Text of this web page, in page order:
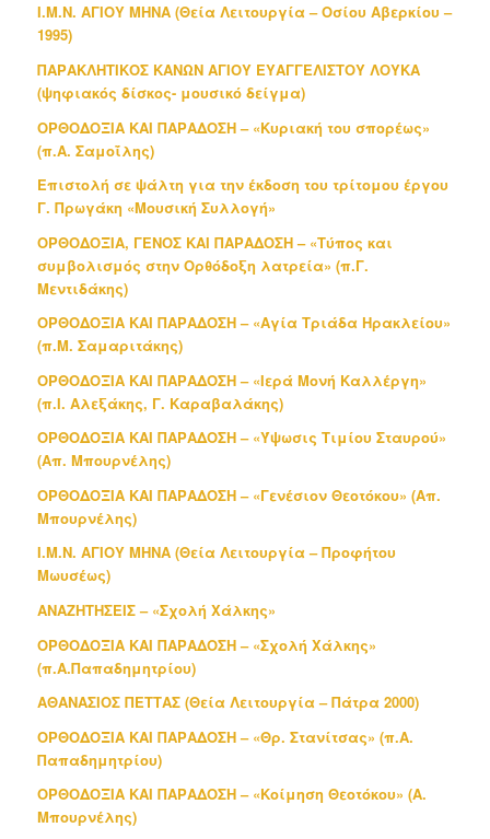
Ι.Μ.Ν. ΑΓΙΟΥ ΜΗΝΑ (Θεία Λειτουργία – Οσίου Αβερκίου –
1995)
ΠΑΡΑΚΛΗΤΙΚΟΣ ΚΑΝΩΝ ΑΓΙΟΥ ΕΥΑΓΓΕΛΙΣΤΟΥ ΛΟΥΚΑ
(ψηφιακός δίσκος- μουσικό δείγμα)
ΟΡΘΟΔΟΞΙΑ ΚΑΙ ΠΑΡΑΔΟΣΗ – «Κυριακή του σπορέως»
(π.Α. Σαμοΐλης)
Επιστολή σε ψάλτη για την έκδοση του τρίτομου έργου
Γ. Πρωγάκη «Μουσική Συλλογή»
ΟΡΘΟΔΟΞΙΑ, ΓΕΝΟΣ ΚΑΙ ΠΑΡΑΔΟΣΗ – «Τύπος και
συμβολισμός στην Ορθόδοξη λατρεία» (π.Γ.
Μεντιδάκης)
ΟΡΘΟΔΟΞΙΑ ΚΑΙ ΠΑΡΑΔΟΣΗ – «Αγία Τριάδα Ηρακλείου»
(π.Μ. Σαμαριτάκης)
ΟΡΘΟΔΟΞΙΑ ΚΑΙ ΠΑΡΑΔΟΣΗ – «Ιερά Μονή Καλλέργη»
(π.Ι. Αλεξάκης, Γ. Καραβαλάκης)
ΟΡΘΟΔΟΞΙΑ ΚΑΙ ΠΑΡΑΔΟΣΗ – «Ύψωσις Τιμίου Σταυρού»
(Απ. Μπουρνέλης)
ΟΡΘΟΔΟΞΙΑ ΚΑΙ ΠΑΡΑΔΟΣΗ – «Γενέσιον Θεοτόκου» (Απ.
Μπουρνέλης)
Ι.Μ.Ν. ΑΓΙΟΥ ΜΗΝΑ (Θεία Λειτουργία – Προφήτου
Μωυσέως)
ΑΝΑΖΗΤΗΣΕΙΣ – «Σχολή Χάλκης»
ΟΡΘΟΔΟΞΙΑ ΚΑΙ ΠΑΡΑΔΟΣΗ – «Σχολή Χάλκης»
(π.Α.Παπαδημητρίου)
ΑΘΑΝΑΣΙΟΣ ΠΕΤΤΑΣ (Θεία Λειτουργία – Πάτρα 2000)
ΟΡΘΟΔΟΞΙΑ ΚΑΙ ΠΑΡΑΔΟΣΗ – «Θρ. Στανίτσας» (π.Α.
Παπαδημητρίου)
ΟΡΘΟΔΟΞΙΑ ΚΑΙ ΠΑΡΑΔΟΣΗ – «Κοίμηση Θεοτόκου» (Α.
Μπουρνέλης)